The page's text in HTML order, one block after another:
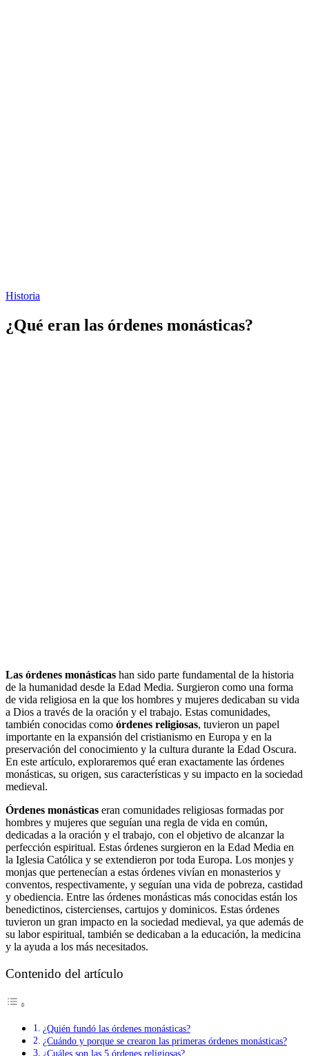
Historia
¿Qué eran las órdenes monásticas?
Las órdenes monásticas han sido parte fundamental de la historia
de la humanidad desde la Edad Media. Surgieron como una forma
de vida religiosa en la que los hombres y mujeres dedicaban su vida
a Dios a través de la oración y el trabajo. Estas comunidades,
también conocidas como órdenes religiosas, tuvieron un papel
importante en la expansión del cristianismo en Europa y en la
preservación del conocimiento y la cultura durante la Edad Oscura.
En este artículo, exploraremos qué eran exactamente las órdenes
monásticas, su origen, sus características y su impacto en la sociedad
medieval.
Órdenes monásticas eran comunidades religiosas formadas por
hombres y mujeres que seguían una regla de vida en común,
dedicadas a la oración y el trabajo, con el objetivo de alcanzar la
perfección espiritual. Estas órdenes surgieron en la Edad Media en
la Iglesia Católica y se extendieron por toda Europa. Los monjes y
monjas que pertenecían a estas órdenes vivían en monasterios y
conventos, respectivamente, y seguían una vida de pobreza, castidad
y obediencia. Entre las órdenes monásticas más conocidas están los
benedictinos, cistercienses, cartujos y dominicos. Estas órdenes
tuvieron un gran impacto en la sociedad medieval, ya que además de
su labor espiritual, también se dedicaban a la educación, la medicina
y la ayuda a los más necesitados.
Contenido del artículo
¿Quién fundó las órdenes monásticas?
¿Cuándo y porque se crearon las primeras órdenes monásticas?
¿Cuáles son las 5 órdenes religiosas?